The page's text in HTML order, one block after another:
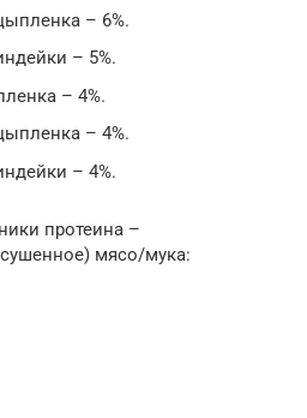
– 6%.
– 5%.
– 4%.
– 4%.
– 4%.
протеина –
мясо/мука: